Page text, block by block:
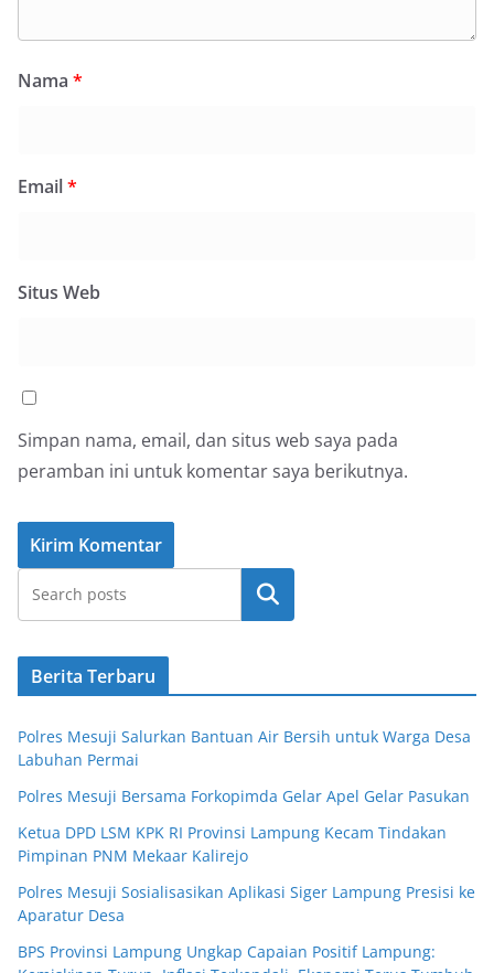
Nama *
Email*
Situs Web
Simpan nama, email, dan situs web saya pada
peramban ini untuk komentar saya berikutnya.
Cari
Berita Terbaru
Polres Mesuji Salurkan Bantuan Air Bersih untuk Warga Desa
Labuhan Permai
Polres Mesuji Bersama Forkopimda Gelar Apel Gelar Pasukan
Ketua DPD LSM KPK RI Provinsi Lampung Kecam Tindakan
Pimpinan PNM Mekaar Kalirejo
Polres Mesuji Sosialisasikan Aplikasi Siger Lampung Presisi ke
Aparatur Desa
BPS Provinsi Lampung Ungkap Capaian Positif Lampung: